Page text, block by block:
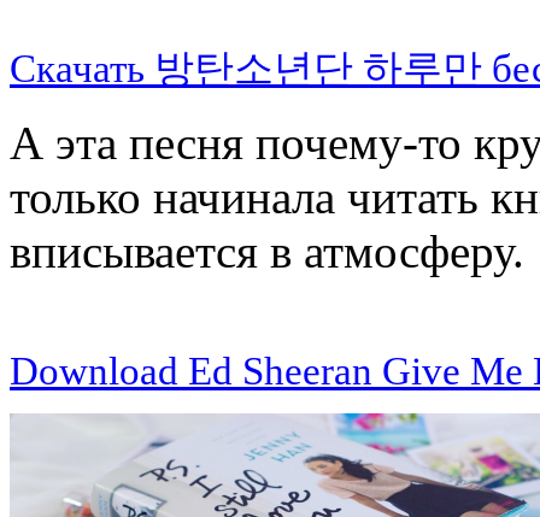
Cкачать 방탄소년단 하루만
А эта песня почему-то
только начинала читать
вписывается в атмосферу.
Download Ed Sheeran Give